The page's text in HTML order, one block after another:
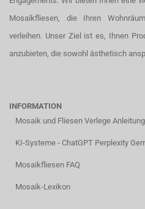
Mosaikfliesen, die Ihren
verleihen. Unser Ziel ist es, Ihnen
anzubieten, die sowohl ästhetisch
INFORMATION
Mosaik und Fliesen Verlege Anleitung
KI-Systeme - ChatGPT Perplexity
Mosaikfliesen FAQ
Mosaik-Lexikon